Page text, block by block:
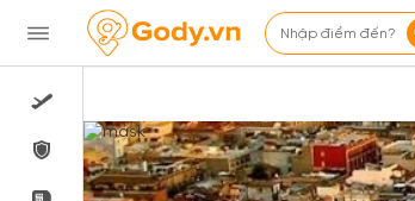
Nhập điểm đến?